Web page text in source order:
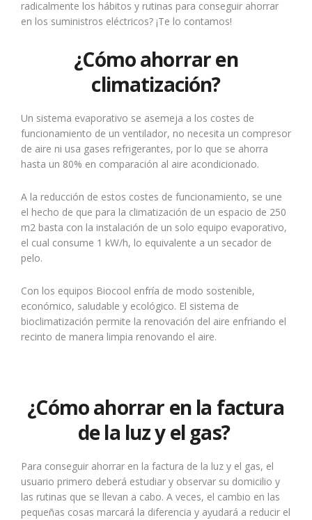
radicalmente los hábitos y rutinas para conseguir ahorrar
en los suministros eléctricos? ¡Te lo contamos!
¿Cómo ahorrar en
climatización?
Un sistema evaporativo se asemeja a los costes de
funcionamiento de un ventilador, no necesita un compresor
de aire ni usa gases refrigerantes, por lo que se ahorra
hasta un 80% en comparación al aire acondicionado.
A la reducción de estos costes de funcionamiento, se une
el hecho de que para la climatización de un espacio de 250
m2 basta con la instalación de un solo equipo evaporativo,
el cual consume 1 kW/h, lo equivalente a un secador de
pelo.
Con los equipos Biocool enfría de modo sostenible,
económico, saludable y ecológico. El sistema de
bioclimatización permite la renovación del aire enfriando el
recinto de manera limpia renovando el aire.
¿Cómo ahorrar en la factura
de la luz y el gas?
Para conseguir ahorrar en la factura de la luz y el gas, el
usuario primero deberá estudiar y observar su domicilio y
las rutinas que se llevan a cabo. A veces, el cambio en las
pequeñas cosas marcará la diferencia y ayudará a reducir el